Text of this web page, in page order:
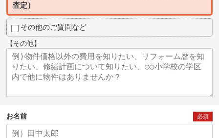
査定）
その他のご質問など
【その他】
お名前 必須